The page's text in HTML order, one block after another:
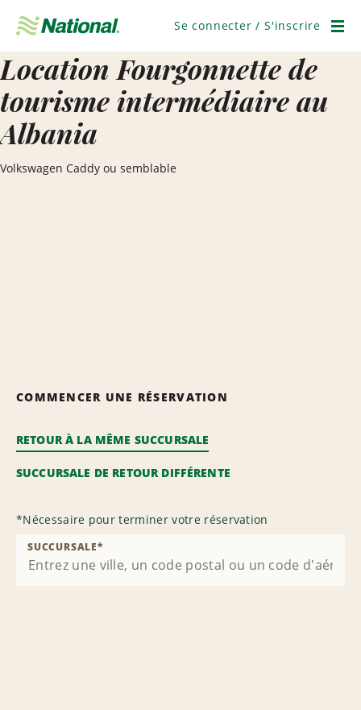
navigation
Se connecter / S'inscrire
Location Fourgonnette de
tourisme intermédiaire au
Albania
Volkswagen Caddy ou semblable
COMMENCER UNE RÉSERVATION
RETOUR À LA MÊME SUCCURSALE
SUCCURSALE DE RETOUR DIFFÉRENTE
*Nécessaire pour terminer votre réservation
SUCCURSALE*